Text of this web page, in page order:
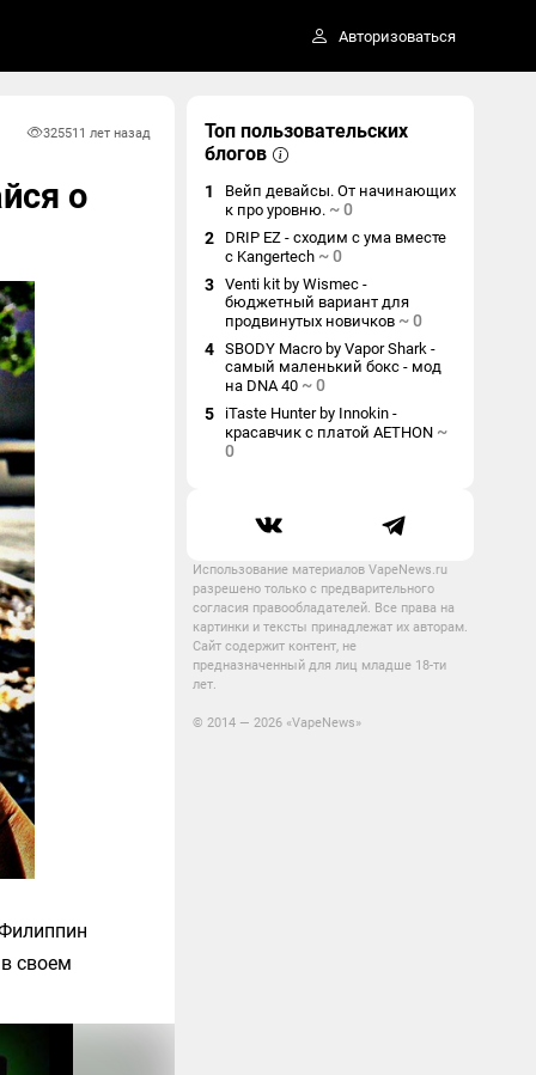
Авторизоваться
325511 лет назад
о
своем
Топ пользовательских
блогов
1
Вейп девайсы. От начинающих
к про уровню. ~0
2
DRIP EZ - сходим с ума вместе
с Kangertech ~0
3 Venti kit by Wismec -
бюджетный вариант для
продвинутых новичков ~0
4 SBODY Macro by Vapor Shark -
самый маленький бокс - мод
на DNA 40 ~0
5
iTaste Hunter by Innokin -
красавчик с платой AETHON ~
0
Использование материалов VapeNews.ru
разрешено только с предварительного
согласия правообладателей. Все права на
картинки и тексты принадлежат их авторам.
Сайт содержит контент, не
предназначенный для лиц младше 18-ти
лет.
© 2014 — 2026 «VapeNews»